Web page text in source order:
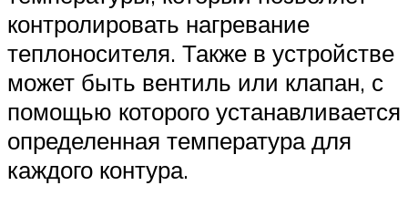
контролировать нагревание
теплоносителя. Также в устройстве
может быть вентиль или клапан, с
помощью которого устанавливается
определенная температура для
каждого контура.